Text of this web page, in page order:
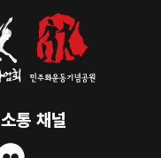
통 채널